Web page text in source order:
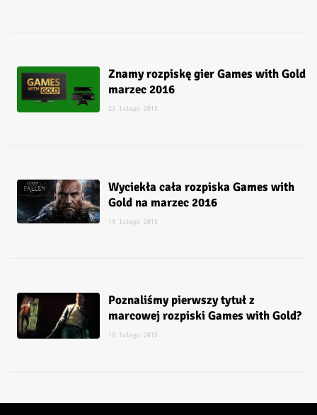
Znamy rozpiskę gier Games with Gold
marzec 2016
23 lutego 2016
Wyciekła cała rozpiska Games with
Gold na marzec 2016
19 lutego 2016
Poznaliśmy pierwszy tytuł z
marcowej rozpiski Games with Gold?
18 lutego 2016